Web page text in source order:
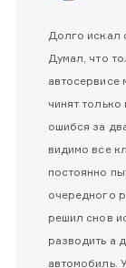
Долго искал
Думал, что
автосервисе
чинят
ошибся за
видимо все
постоянно
очередного
решил снов
разводить а
автомобиль.